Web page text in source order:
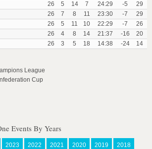
26 5 14 7 24:29 -5
29
26 7 8 11 23:30 -7
29
26 5 11 10 22:29 -7
26
26 4 8 14 21:37 -16
20
26 3 5 18 14:38 -24 14
League
Cup
Events By Years
2023 2022 2021 2020 2019 2018